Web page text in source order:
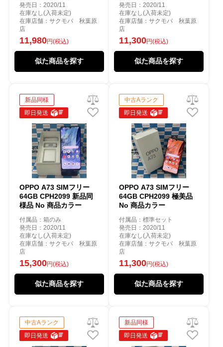
発売日：2020/11
在庫なし(入荷未定)
在庫店舗：サクモバ 秋葉原
店
11,980円(税込)
似た商品を探す
発売日：2020/11
在庫なし(入荷未定)
在庫店舗：サクモバ 秋葉原
店
11,300円(税込)
似た商品を探す
新品同様
即日発送
OPPO A73 SIMフリー
64GB CPH2099 新品同
様品 No 商品カラー
付属品：箱のみ
発売日：2020/11
在庫なし(入荷未定)
在庫店舗：サクモバ 秋葉原
店
15,300円(税込)
似た商品を探す
中古Aランク
即日発送
OPPO A73 SIMフリー
64GB CPH2099 極美品
No 商品カラー
付属品：標準セット
発売日：2020/11
在庫なし(入荷未定)
在庫店舗：サクモバ 秋葉原
店
11,300円(税込)
似た商品を探す
中古Aランク
即日発送
新品同様
即日発送